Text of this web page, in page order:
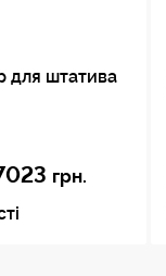
для штатива
грн.